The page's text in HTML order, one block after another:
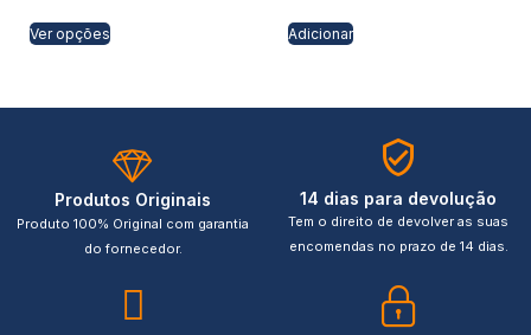
Ver opções Adicionar
Produtos Originais
Produto 100% Original com garantia
do fornecedor.
14 dias para devolução
Tem o direito de devolver as suas
encomendas no prazo de 14 dias.